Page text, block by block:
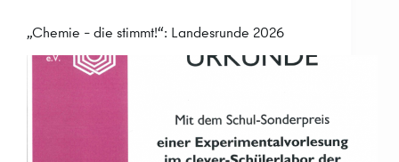
„Chemie – die stimmt!“: Landesrunde 2026